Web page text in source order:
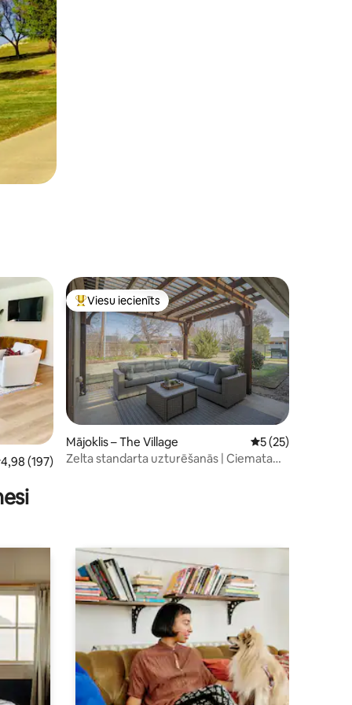
24
vērtējums: 4,98 no 5, atsauksmju skaits: 197
4,98 (197)
Populārs viesu iecienīts mājoklis
Viesu iecienīts
Mājoklis – The Village Vidējais
5 (25)
Zelta standarta uzturēšanās | Ciemata